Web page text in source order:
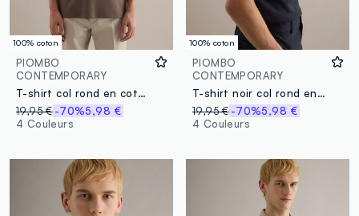
100% coton
PIOMBO
CONTEMPORARY
T-shirt col rond en coton marron coupe régulière
19,95 €-70%5,98 €
4 Couleurs
100% coton
PIOMBO
CONTEMPORARY
T-shirt noir col rond en pur coton coupe régulière
19,95 € -70%5,98 €
4 Couleurs